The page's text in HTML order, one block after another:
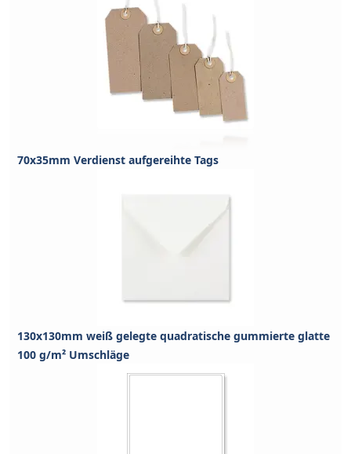
70x35mm Verdienst aufgereihte Tags
130x130mm weiß gelegte quadratische gummierte glatte
100 g/m² Umschläge